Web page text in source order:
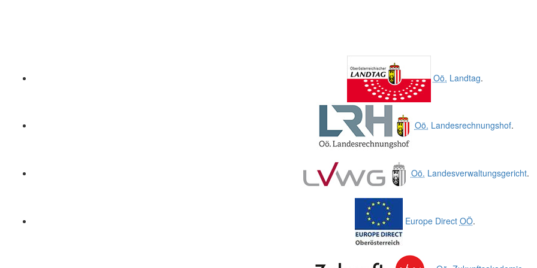
Oö. Landtag.
Oö. Landesrechnungshof.
Oö. Landesverwaltungsgericht.
Europe Direct OÖ.